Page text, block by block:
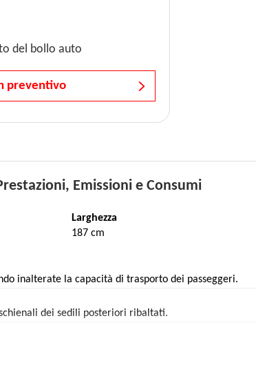
del bollo auto
preventivo
Emissioni e Consumi
Larghezza
187 cm
inalterate la capacità di trasporto dei passeggeri.
dei sedili posteriori ribaltati.
schienali dei sedili posteriori ribaltati e tutto lo spazio